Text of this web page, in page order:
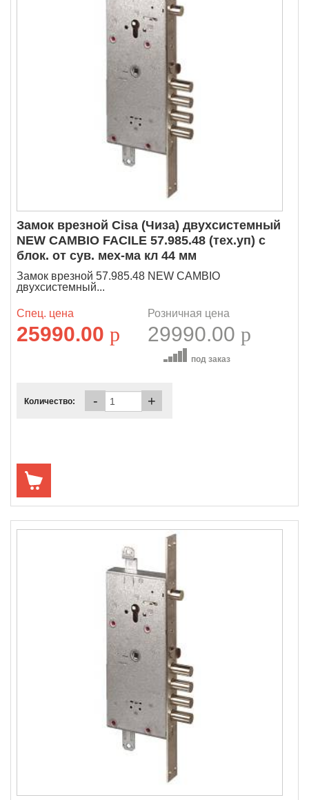
Замок врезной Cisa (Чиза) двухсистемный
NEW CAMBIO FACILE 57.985.48 (тех.уп) с
блок. от сув. мех-ма кл 44 мм
Замок врезной 57.985.48 NEW CAMBIO
двухсистемный...
Спец. цена
25990.00 p
Розничная цена
29990.00 p
под заказ
Количество: - +